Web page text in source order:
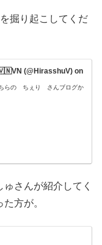
掘り起こしてくだ
(@HirasshuV) on
らの ちぇり さんブログか
さんが紹介してく
方が。